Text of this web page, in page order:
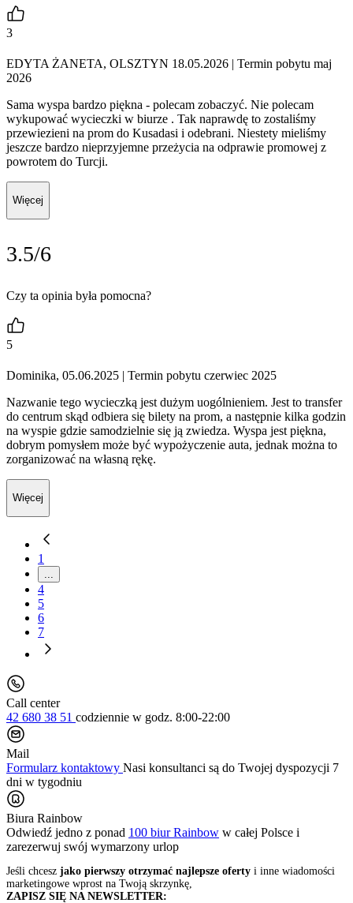
3
EDYTA ŻANETA, OLSZTYN 18.05.2026 | Termin pobytu maj
2026
Sama wyspa bardzo piękna - polecam zobaczyć. Nie polecam
wykupować wycieczki w biurze . Tak naprawdę to zostaliśmy
przewiezieni na prom do Kusadasi i odebrani. Niestety mieliśmy
jeszcze bardzo nieprzyjemne przeżycia na odprawie promowej z
powrotem do Turcji.
Więcej
3.5/6
Czy ta opinia była pomocna?
5
Dominika, 05.06.2025 | Termin pobytu czerwiec 2025
Nazwanie tego wycieczką jest dużym uogólnieniem. Jest to transfer
do centrum skąd odbiera się bilety na prom, a następnie kilka godzin
na wyspie gdzie samodzielnie się ją zwiedza. Wyspa jest piękna,
dobrym pomysłem może być wypożyczenie auta, jednak można to
zorganizować na własną rękę.
Więcej
1
4
5
6
7
Call center
42 680 38 51 codziennie w godz. 8:00-22:00
Mail
Formularz kontaktowy Nasi konsultanci są do Twojej dyspozycji 7
dni w tygodniu
Biura Rainbow
Odwiedź jedno z ponad 100 biur Rainbow w całej Polsce i
zarezerwuj swój wymarzony urlop
Jeśli chcesz jako pierwszy otrzymać najlepsze oferty i inne wiadomości
marketingowe wprost na Twoją skrzynkę,
ZAPISZ SIĘ NA NEWSLETTER: